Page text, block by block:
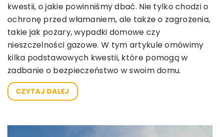
kwestii, o jakie powinniśmy dbać. Nie tylko chodzi o
ochronę przed włamaniem, ale także o zagrożenia,
takie jak pożary, wypadki domowe czy
nieszczelności gazowe. W tym artykule omówimy
kilka podstawowych kwestii, które pomogą w
zadbanie o bezpieczeństwo w swoim domu.
CZYTAJ DALEJ